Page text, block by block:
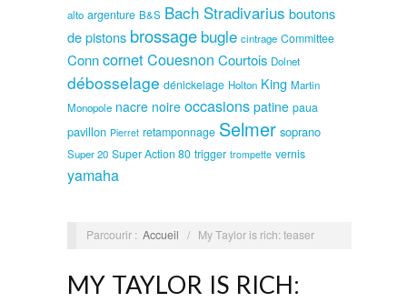
alto argenture B&S Bach Stradivarius boutons
de pistons brossage bugle cintrage Committee
ConncornetCouesnon Courtois Dolnet
débosselage dénickelage Holton King Martin
Monopole nacre noire occasions patine paua
pavillon Pierret retamponnage Selmer soprano
Super 20 Super Action 80 trigger trompette vernis
yamaha
Parcourir : Accueil / My Taylor is rich: teaser
MY TAYLOR IS RICH: